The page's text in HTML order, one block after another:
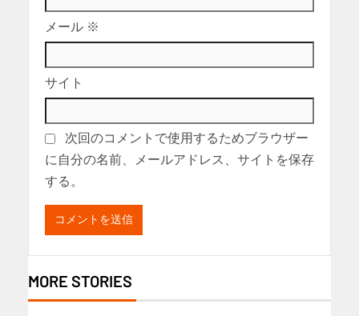
メール ※
サイト
次回のコメントで使用するためブラウザー
に自分の名前、メールアドレス、サイトを保存
する。
MORE STORIES